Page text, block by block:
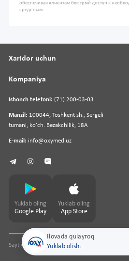
обеспечивая клиентам быстрый доступ к
средствам
Ilovada qulayroq
Yuklab olish
Ishonch telefoni: (71) 200-03-03
Manzil: 100044, Toshkent sh., Sergeli
tumani, koʻch. Bezakchilik, 18A
E-mail: info@oxymed.uz
Xaridor uchun
Kompaniya
Yuklab oling
Google Play
Yuklab oling
App Store
Sayt yaratuvchipharmit.uz